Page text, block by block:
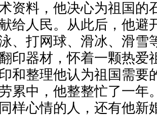
资料，他决心为祖国的
给人民。从此后，他避
、打网球、滑冰、滑雪
印器材，怀着一颗热爱
和整理他认为祖国需要
累中，他整整忙了一年
样心情的人，还有他新